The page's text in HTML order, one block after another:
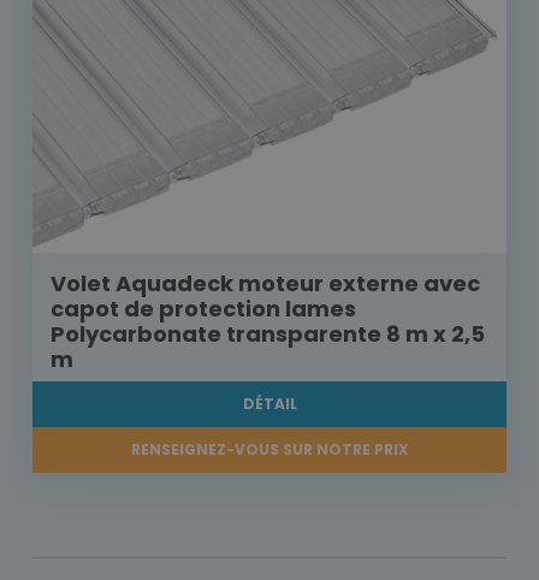
Volet Aquadeck moteur externe avec
capot de protection lames
Polycarbonate transparente 8 m x 2,5
m
DÉTAIL
RENSEIGNEZ-VOUS SUR NOTRE PRIX